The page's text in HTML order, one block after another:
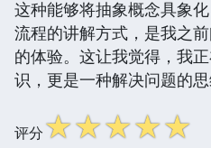
这种能够将抽象概念具象
流程的讲解方式，是我之
的体验。这让我觉得，我
识，更是一种解决问题的思
评分☆☆☆☆☆